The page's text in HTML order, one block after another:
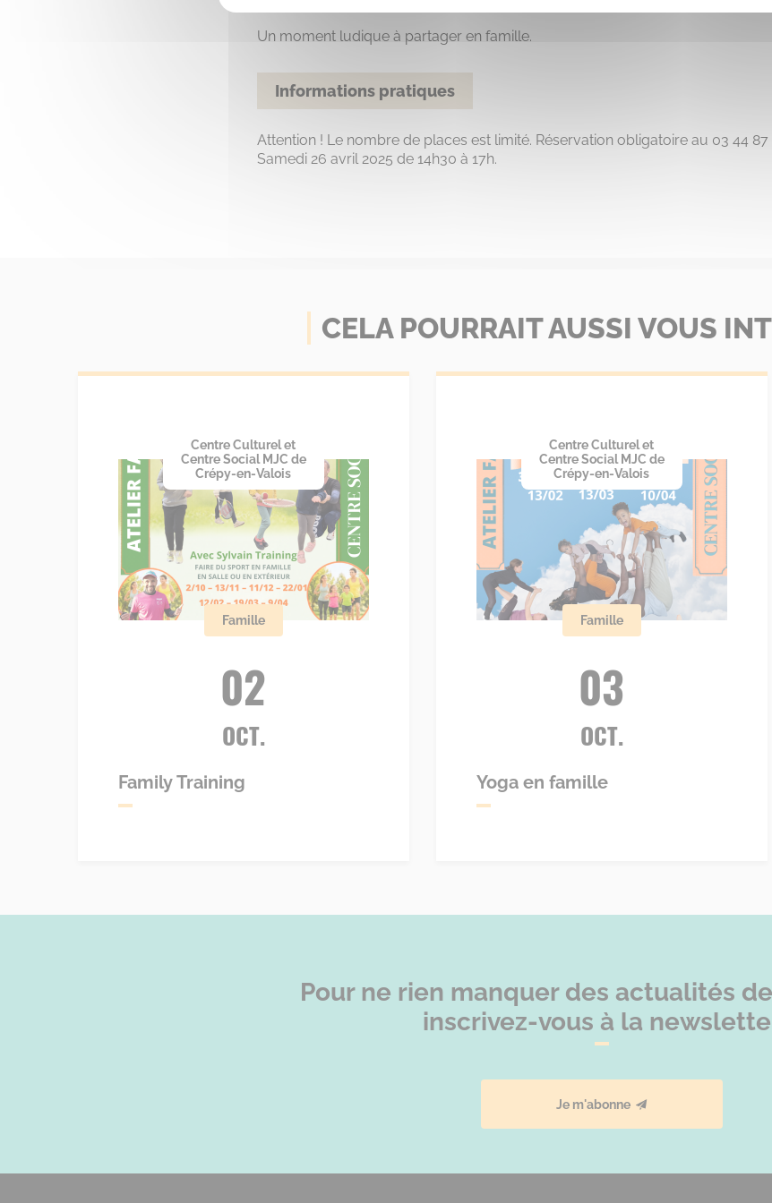
Un moment ludique à partager en famille.
Informations pratiques
Attention ! Le nombre de places est limité. Réservation obligatoire au 03 44 87
Samedi 26 avril 2025 de 14h30 à 17h.
CELA POURRAIT AUSSI VOUS
Centre Culturel et
Centre Social MJC de
Crépy-en-Valois
Famille
02
OCT.
Family Training
Centre Culturel et
Centre Social MJC de
Crépy-en-Valois
Famille
03
OCT.
Yoga en famille
Pour ne rien manquer des actualités
inscrivez-vous à la
Je m'abonne